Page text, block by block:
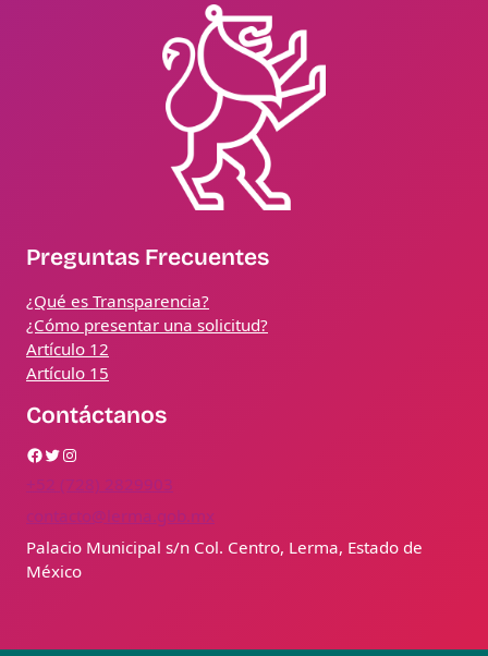
Preguntas Frecuentes
¿Qué es Transparencia?
¿Cómo presentar una solicitud?
Artículo 12
Artículo 15
Contáctanos
Facebook Twitter Instagram
+52 (728) 2829903
contacto@lerma.gob.mx
Palacio Municipal s/n Col. Centro, Lerma, Estado de
México